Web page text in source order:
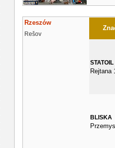
Rzeszów
Rešov
STATOIL
Rejtana
BLISKA